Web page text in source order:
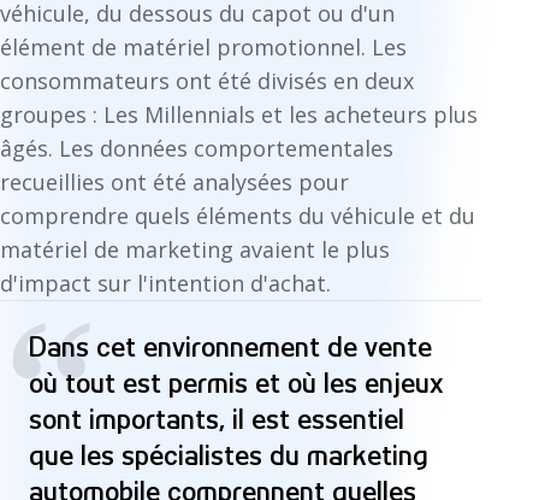
véhicule, du dessous du capot ou d'un
élément de matériel promotionnel. Les
consommateurs ont été divisés en deux
groupes : Les Millennials et les acheteurs plus
âgés. Les données comportementales
recueillies ont été analysées pour
comprendre quels éléments du véhicule et du
matériel de marketing avaient le plus
d'impact sur l'intention d'achat.
“
Dans cet environnement de vente
où tout est permis et où les enjeux
sont importants, il est essentiel
que les spécialistes du marketing
automobile comprennent quelles